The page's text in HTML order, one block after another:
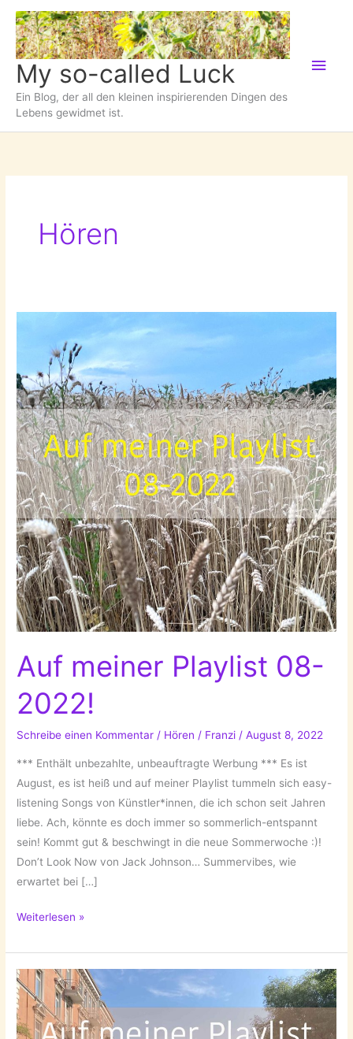
Zum
Inhalt
springen
My so-called Luck
Ein Blog, der all den kleinen inspirierenden Dingen des
Lebens gewidmet ist.
Hören
Auf meiner Playlist 08-
2022!
Schreibe einen Kommentar / Hören / Franzi /August 8, 2022
*** Enthält unbezahlte, unbeauftragte Werbung *** Es ist
August, es ist heiß und auf meiner Playlist tummeln sich easy-
listening Songs von Künstler*innen, die ich schon seit Jahren
liebe. Ach, könnte es doch immer so sommerlich-entspannt
sein! Kommt gut & beschwingt in die neue Sommerwoche :)!
Don’t Look Now von Jack Johnson… Summervibes, wie
erwartet bei […]
Auf
Playlist
08-
2022!
Weiterlesen »